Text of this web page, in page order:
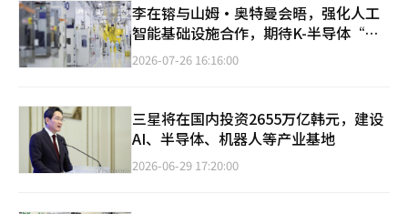
李在镕与山姆·奥特曼会晤，强化人工
智能基础设施合作，期待K-半导体“无
衰退的十年”
2026-07-26 16:16:00
三星将在国内投资2655万亿韩元，建设
AI、半导体、机器人等产业基地
2026-06-29 17:20:00